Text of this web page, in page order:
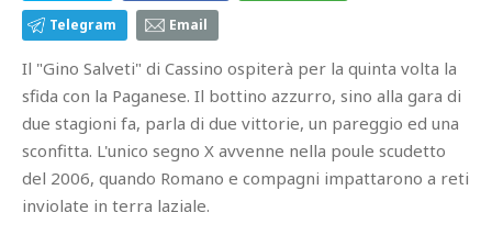
Telegram Email
Il "Gino Salveti" di Cassino ospiterà per la quinta volta la
sfida con la Paganese. Il bottino azzurro, sino alla gara di
due stagioni fa, parla di due vittorie, un pareggio ed una
sconfitta. L'unico segno X avvenne nella poule scudetto
del 2006, quando Romano e compagni impattarono a reti
inviolate in terra laziale.